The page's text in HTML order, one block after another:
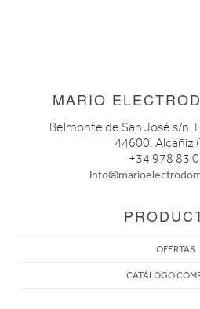
MARIO
Belmonte de San José s/n.
44600. Alcañiz
+34 978 83
OFERTAS
CATÁLOGO